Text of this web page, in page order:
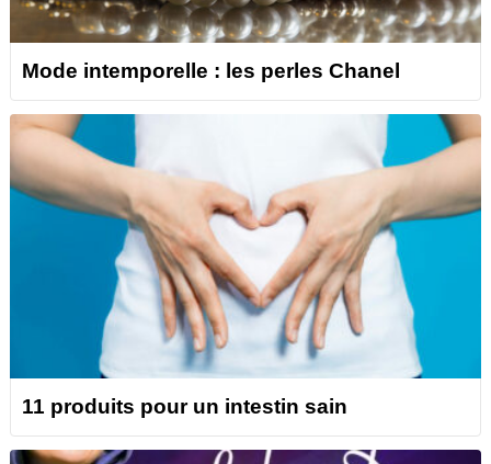
Mode intemporelle : les perles Chanel
11 produits pour un intestin sain